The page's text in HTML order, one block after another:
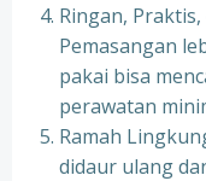
Ringan,
Pemasangan
pakai bisa
perawatan
Ramah
didaur ulang